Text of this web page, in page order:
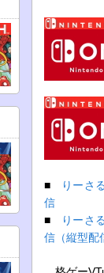
■
りーさ
信
■
りーさ
信（縦型配